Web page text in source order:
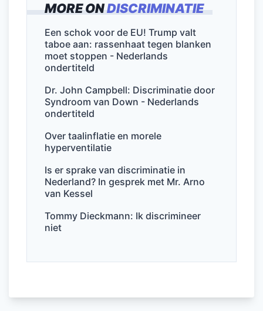
MORE ONDISCRIMINATIE
Een schok voor de EU! Trump valt
taboe aan: rassenhaat tegen blanken
moet stoppen - Nederlands
ondertiteld
Dr. John Campbell: Discriminatie door
Syndroom van Down - Nederlands
ondertiteld
Over taalinflatie en morele
hyperventilatie
Is er sprake van discriminatie in
Nederland? In gesprek met Mr. Arno
van Kessel
Tommy Dieckmann: Ik discrimineer
niet
e
b
o
o
k
er l
e
dI
n
s
A
p
n